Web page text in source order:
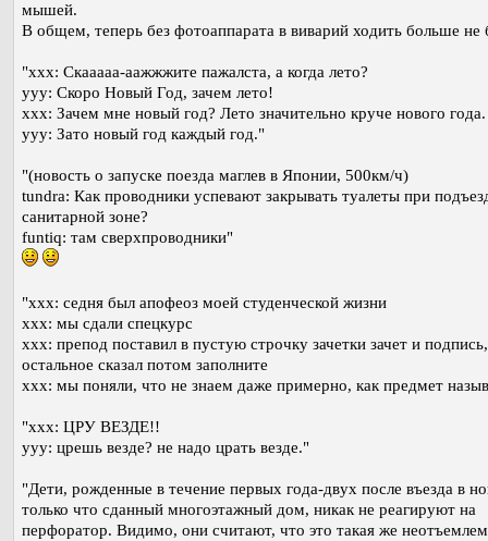
мышей.
В общем, теперь без фотоаппарата в виварий ходить больше не
"xxx: Скааааа-аажжжите пажалста, а когда лето?
yyy: Скоро Новый Год, зачем лето!
xxx: Зачем мне новый год? Лето значительно круче нового года.
yyy: Зато новый год каждый год."
"(новость о запуске поезда маглев в Японии, 500км/ч)
tundra: Как проводники успевают закрывать туалеты при
санитарной зоне?
funtiq: там сверхпроводники"
"xxx: седня был апофеоз моей студенческой жизни
xxx: мы сдали спецкурс
xxx: препод поставил в пустую строчку зачетки зачет и подпись,
остальное сказал потом заполните
xxx: мы поняли, что не знаем даже примерно, как предмет
"xxx: ЦРУ ВЕЗДЕ!!
yyy: црешь везде? не надо црать везде."
"Дети, рожденные в течение первых года-двух после въезда в
только что сданный многоэтажный дом, никак не реагируют на
перфоратор. Видимо, они считают, что это такая же